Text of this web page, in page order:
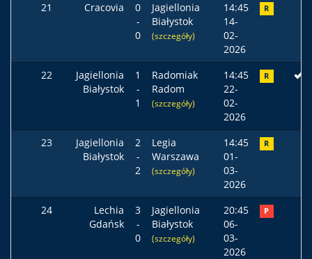
21 Cracovia
0
-
0
Jagiellonia
Białystok
(szczegóły)
14:45
14-
02-
2026
R
22
Jagiellonia
Białystok
1
-
1
Radomiak
Radom
(szczegóły)
14:45
22-
02-
2026
R
23
Jagiellonia
Białystok
2
-
2
Legia
Warszawa
(szczegóły)
14:45
01-
03-
2026
R
24
Lechia
Gdańsk
3
-
0
Jagiellonia
Białystok
(szczegóły)
20:45
06-
03-
2026
P